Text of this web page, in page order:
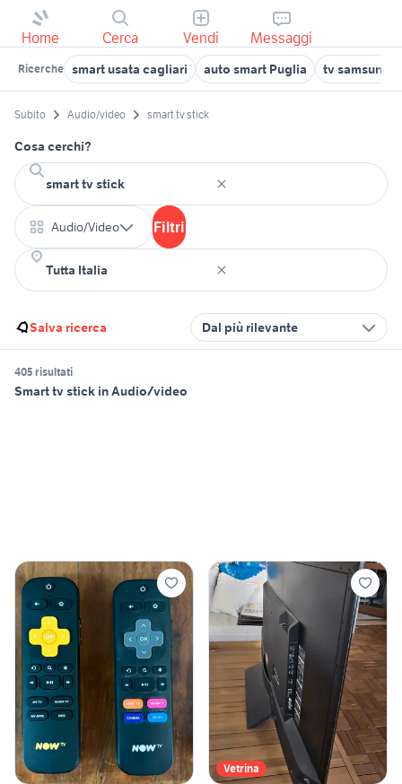
Home Cerca Vendi Messaggi
Ricerche smart usata cagliari auto smart Puglia tv samsung
Subito Audio/video smart tv stick
Cosa cerchi?
Audio/Video Filtri
Salva ricerca Dal più rilevante
405 risultati
Smart tv stick in Audio/video
Vetrina